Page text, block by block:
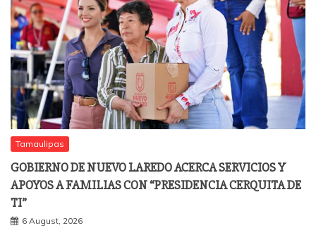
Tamaulipas
GOBIERNO DE NUEVO LAREDO ACERCA SERVICIOS Y
APOYOS A FAMILIAS CON “PRESIDENCIA CERQUITA DE
TI”
6 August, 2026